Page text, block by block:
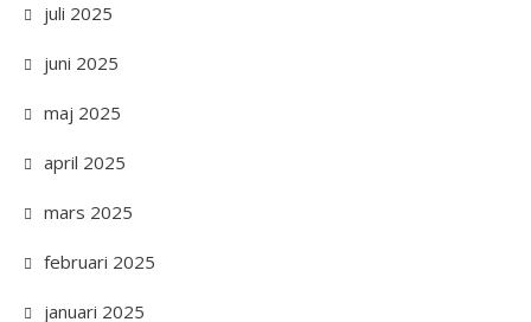
juli 2025
juni 2025
maj 2025
april 2025
mars 2025
februari 2025
januari 2025